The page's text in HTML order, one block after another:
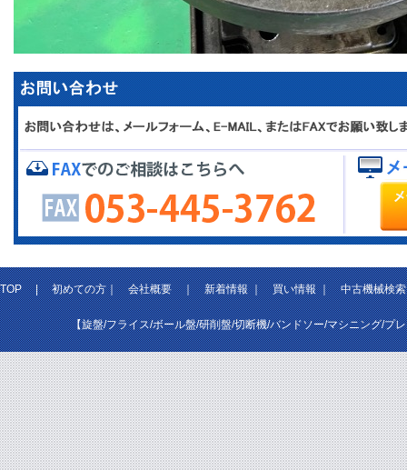
TOP|初めての方｜会社概要｜新着情報｜買い情報｜中古機械検索
【旋盤/フライス/ボール盤/研削盤/切断機/バンドソー/マシニング/プ